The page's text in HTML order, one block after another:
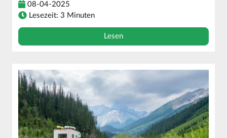
08-04-2025
Lesezeit: 3 Minuten
Lesen